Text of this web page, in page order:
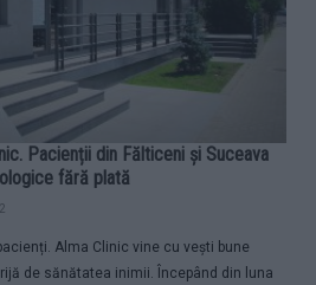
Pacienții din Fălticeni și Suceava
fără plată
Alma Clinic vine cu vești bune
de sănătatea inimii. Începând din luna